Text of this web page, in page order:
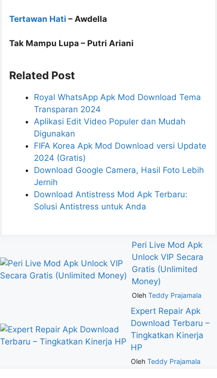
Tertawan Hati – Awdella
Tak Mampu Lupa – Putri Ariani
Related Post
Royal WhatsApp Apk Mod Download Tema
Transparan 2024
Aplikasi Edit Video Populer dan Mudah
Digunakan
FIFA Korea Apk Mod Download versi Update
2024 (Gratis)
Download Google Camera, Hasil Foto Lebih
Jernih
Download Antistress Mod Apk Terbaru:
Solusi Antistress untuk Anda
Peri Live Mod Apk
Unlock VIP Secara
Gratis (Unlimited
Money)
OlehTeddy Prajamala
Expert Repair Apk
Download Terbaru –
Tingkatkan Kinerja
HP
OlehTeddy Prajamala